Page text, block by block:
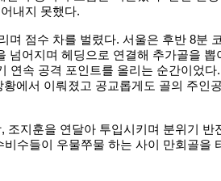
내지 못했다.
며 점수 차를 벌렸다. 서울은 후반 8분
넘어지며 헤딩으로 연결해 추가골을 뽑
연속 공격 포인트를 올리는 순간이었다.
에서 이뤄졌고 공교롭게도 골의 주인
조지훈을 연달아 투입시키며 분위기 반
수들이 우물쭈물 하는 사이 만회골을